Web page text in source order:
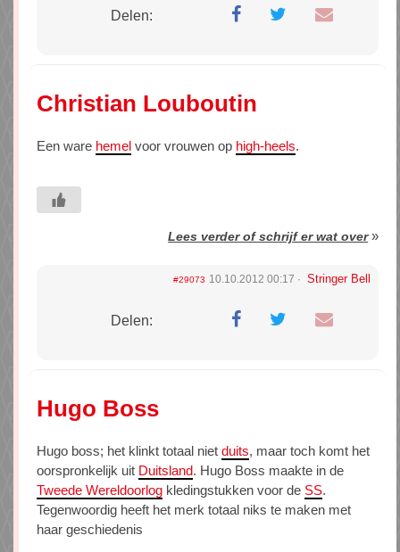
Delen:
Christian Louboutin
Een ware hemel voor vrouwen op high-heels.
Lees verder of schrijf er wat over»
#29073 10.10.2012 00:17 Stringer Bell
Delen:
Hugo Boss
Hugo boss; het klinkt totaal niet duits, maar toch komt het
oorspronkelijk uit Duitsland. Hugo Boss maakte in de
Tweede Wereldoorlog kledingstukken voor de SS.
Tegenwoordig heeft het merk totaal niks te maken met
haar geschiedenis